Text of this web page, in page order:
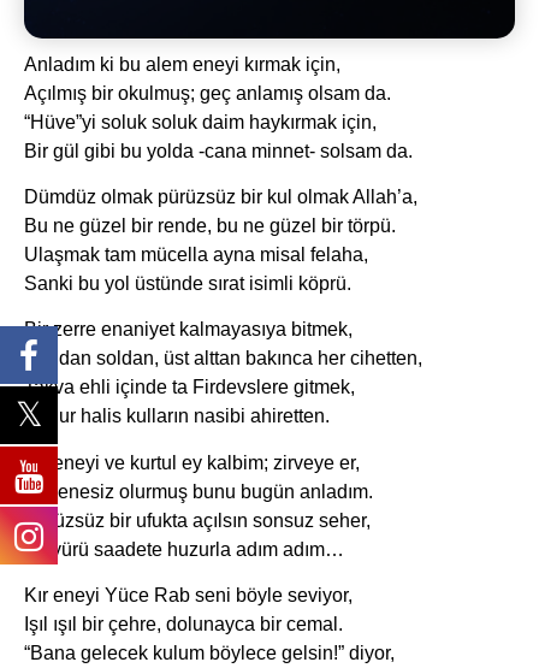
Anladım ki bu alem eneyi kırmak için,
Açılmış bir okulmuş; geç anlamış olsam da.
“Hüve”yi soluk soluk daim haykırmak için,
Bir gül gibi bu yolda -cana minnet- solsam da.
Dümdüz olmak pürüzsüz bir kul olmak Allah’a,
Bu ne güzel bir rende, bu ne güzel bir törpü.
Ulaşmak tam mücella ayna misal felaha,
Sanki bu yol üstünde sırat isimli köprü.
Bir zerre enaniyet kalmayasıya bitmek,
Sağdan soldan, üst alttan bakınca her cihetten,
Takva ehli içinde ta Firdevslere gitmek,
Budur halis kulların nasibi ahiretten.
Kır eneyi ve kurtul ey kalbim; zirveye er,
Kul enesiz olurmuş bunu bugün anladım.
Pürüzsüz bir ufukta açılsın sonsuz seher,
Ve yürü saadete huzurla adım adım…
Kır eneyi Yüce Rab seni böyle seviyor,
Işıl ışıl bir çehre, dolunayca bir cemal.
“Bana gelecek kulum böylece gelsin!” diyor,